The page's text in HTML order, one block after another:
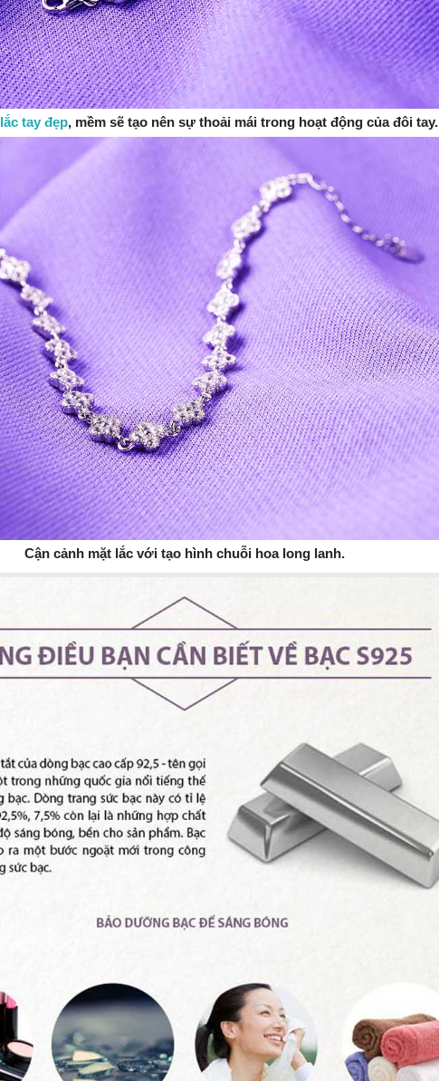
lắc tay đẹp, mềm sẽ tạo nên sự thoải mái trong hoạt động của đôi tay.
Cận cảnh mặt lắc với tạo hình chuỗi hoa long lanh.